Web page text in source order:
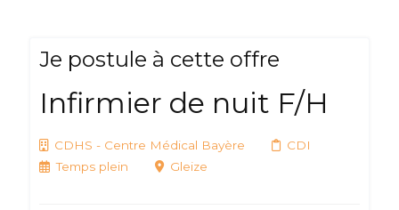
Je postule à cette offre
Infirmier de nuit F/H
CDHS - Centre Médical Bayère
CDI
Temps plein
Gleize